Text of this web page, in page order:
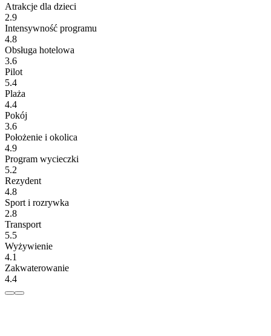
Atrakcje dla dzieci
2.9
Intensywność programu
4.8
Obsługa hotelowa
3.6
Pilot
5.4
Plaża
4.4
Pokój
3.6
Położenie i okolica
4.9
Program wycieczki
5.2
Rezydent
4.8
Sport i rozrywka
2.8
Transport
5.5
Wyżywienie
4.1
Zakwaterowanie
4.4